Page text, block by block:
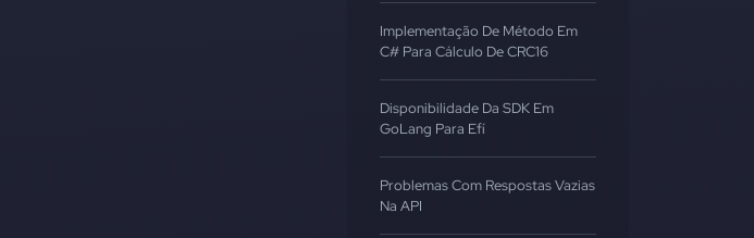
Implementação De Método Em
C# Para Cálculo De CRC16
Disponibilidade Da SDK Em
GoLang Para Efí
Problemas Com Respostas Vazias
Na API